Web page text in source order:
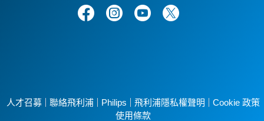
人才召募 聯絡飛利浦 Philips 飛利浦隱私權聲明
Cookie 政策
使用條款